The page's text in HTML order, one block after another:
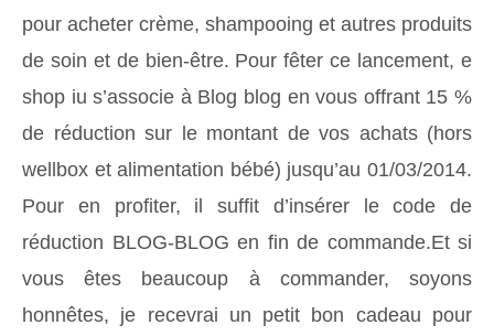
pour acheter crème, shampooing et autres produits
de soin et de bien-être. Pour fêter ce lancement, e
shop iu s’associe à Blog blog en vous offrant 15 %
de réduction sur le montant de vos achats (hors
wellbox et alimentation bébé) jusqu’au 01/03/2014.
Pour en profiter, il suffit d’insérer le code de
réduction BLOG-BLOG en fin de commande.Et si
vous êtes beaucoup à commander, soyons
honnêtes, je recevrai un petit bon cadeau pour